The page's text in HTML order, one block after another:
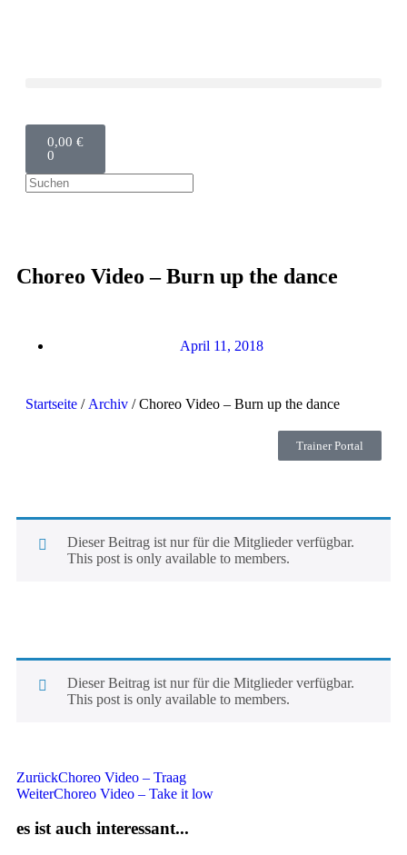
0,00 €
0
Choreo Video – Burn up the dance
April 11, 2018
Startseite / Archiv / Choreo Video – Burn up the dance
Trainer Portal
Dieser Beitrag ist nur für die Mitglieder verfügbar.
This post is only available to members.
Dieser Beitrag ist nur für die Mitglieder verfügbar.
This post is only available to members.
ZurückChoreo Video – Traag
WeiterChoreo Video – Take it low
es ist auch interessant...